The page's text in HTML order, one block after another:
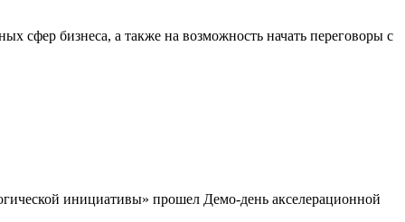
сфер бизнеса, а также на возможность начать переговоры с
инициативы» прошел Демо-день акселерационной